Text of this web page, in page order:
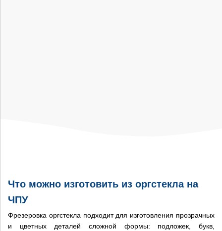
Что можно изготовить из оргстекла на
ЧПУ
Фрезеровка оргстекла подходит для изготовления прозрачных
и цветных деталей сложной формы: подложек, букв,